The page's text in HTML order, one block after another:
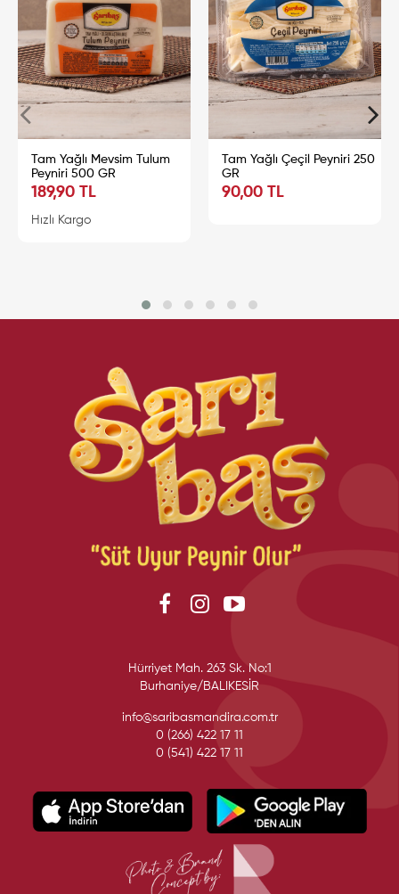
Tam Yağlı Mevsim Tulum
Peyniri 500 GR
189,90 TL
Hızlı Kargo
Tam Yağlı Çeçil Peyniri 250
GR
90,00 TL
Hürriyet Mah. 263 Sk. No:1
Burhaniye/BALIKESİR
info@saribasmandira.com.tr
0 (266) 422 17 11
0 (541) 422 17 11